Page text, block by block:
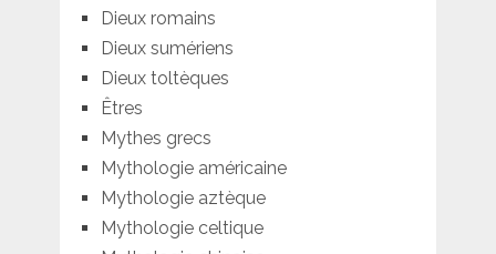
Dieux romains
Dieux sumériens
Dieux toltèques
Êtres
Mythes grecs
Mythologie américaine
Mythologie aztèque
Mythologie celtique